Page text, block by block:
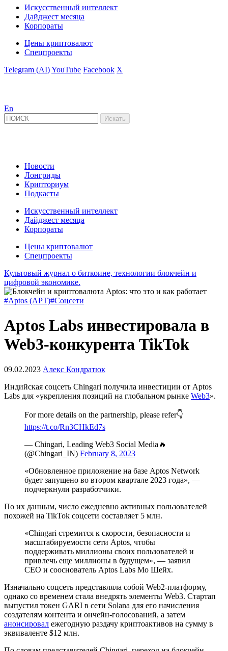
Искусственный интеллект
Дайджест месяца
Корпораты
Цены криптовалют
Спецпроекты
Telegram (AI)YouTube Facebook X
En
Новости
Лонгриды
Крипториум
Подкасты
Искусственный интеллект
Дайджест месяца
Корпораты
Цены криптовалют
Спецпроекты
Культовый журнал о биткоине, технологии блокчейн и
цифровой экономике.
#Aptos (APT)#Соцсети
Aptos Labs инвестировала в
Web3-конкурента TikTok
09.02.2023 Алекс Кондратюк
Индийская соцсеть Chingari получила инвестиции от Aptos
Labs для «укрепления позиций на глобальном рынке Web3».
For more details on the partnership, please refer👇
https://t.co/Rn3CHkEd7s
— Chingari, Leading Web3 Social Media🔥
(@Chingari_IN) February 8, 2023
«Обновленное приложение на базе Aptos Network
будет запущено во втором квартале 2023 года», —
подчеркнули разработчики.
По их данным, число ежедневно активных пользователей
похожей на TikTok соцсети составляет 5 млн.
«Chingari стремится к скорости, безопасности и
масштабируемости сети Aptos, чтобы
поддерживать миллионы своих пользователей и
привлечь еще миллионы в будущем», — заявил
CEO и сооснователь Aptos Labs Мо Шейх.
Изначально соцсеть представляла собой Web2-платформу,
однако со временем стала внедрять элементы Web3. Стартап
выпустил токен GARI в сети Solana для его начисления
создателям контента и ончейн-голосований, а затем
анонсировал ежегодную раздачу криптоактивов на сумму в
эквиваленте $12 млн.